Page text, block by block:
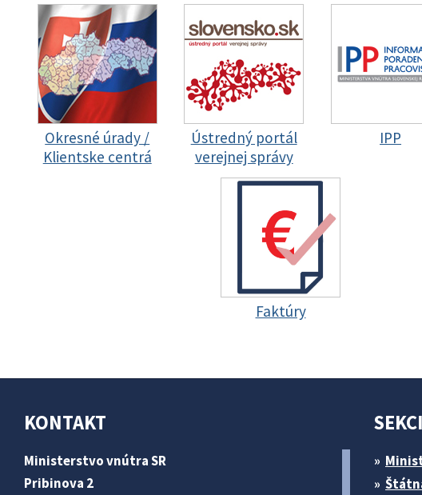
Okresné úrady /
Klientske centrá
Ústredný portál
verejnej správy
IPP
Faktúry
KONTAKT
Ministerstvo vnútra SR
Pribinova 2